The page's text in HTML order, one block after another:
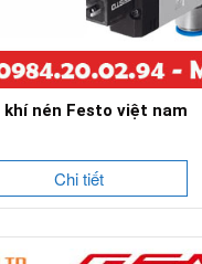
khí nén Festo việt nam
Chi tiết